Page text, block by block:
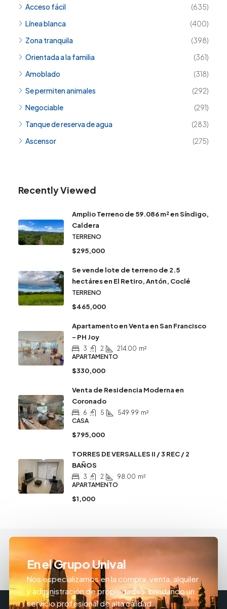
Acceso fácil
(635)
Línea blanca
(400)
Zona tranquila
(398)
Orientada a la familia
(361)
Amoblado
(318)
Se permiten animales
(292)
Negociable
(291)
Tanque de reserva de agua
(283)
Ascensor
(275)
Recently Viewed
Amplio Terreno de 59.086 m² en Síndigo,
Caldera
TERRENO
$295,000
Se vende lote de terreno de 2.5
hectáres en El Retiro, Antón, Coclé
TERRENO
$465,000
Apartamento en Venta en San Francisco
– PH Joy
3 2 214.00 m²
APARTAMENTO
$330,000
Venta de Residencia Moderna en
Coronado
6 5 549.99 m²
CASA
$795,000
TORRES DE VERSALLES II / 3 REC / 2
BAÑOS
3 2 98.00 m²
APARTAMENTO
$1,000
En el Grupo Unival
Nos especializamos en la compra, venta, alquiler
y administración de propiedades, brindando un
servicio profesional de alta calidad.